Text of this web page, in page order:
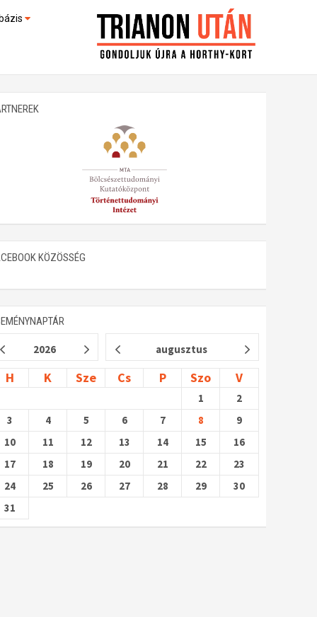
(feltöltés alatt)
KÖZÖSSÉG
2026 augusztus
H K Sze Cs P Szo V
1
2
3
4 5 6 7 8
9
10
11 12 13 14 15
16
17
18 19 20 21 22
23
24
25 26 27 28 29
30
31